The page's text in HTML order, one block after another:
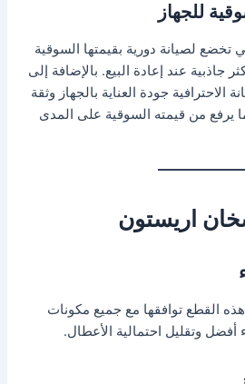
تخضع لصيانة دورية بقيمتها السوقية
جاذبية عند إعادة البيع. بالإضافة إلى
الاحترافية جودة العناية بالجهاز وثقة
يرفع من قيمته السوقية على المدى
اريستون
القطع توافقها مع جميع مكونات
وتقليل احتمالية الأعطال.